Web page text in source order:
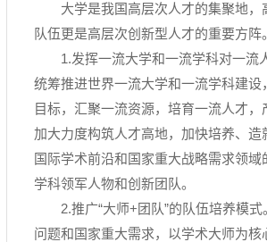
大学是我国高层次人才的集聚地，
队伍更是高层次创新型人才的重要方阵。
1.发挥一流大学和一流学科对一流
统筹推进世界一流大学和一流学科建设
目标，汇聚一流资源，培育一流人才，
加大力度构筑人才高地，加快培养、造
国际学术前沿和国家重大战略需求领域
学科领军人物和创新团队。
2.推广“大师+团队”的队伍培养模
问题和国家重大需求，以学术大师为核